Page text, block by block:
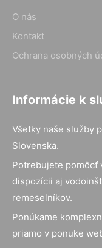
O nás
Kontakt
Ochrana osobných
Informácie k
Všetky naše služby
Slovenska.
Potrebujete pomôcť
dispozícii aj
remeselníkov.
Ponúkame
priamo v ponuke